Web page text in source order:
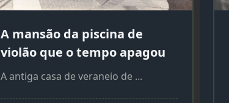
A mansão da piscina de
violão que o tempo apagou
A antiga casa de veraneio de ...